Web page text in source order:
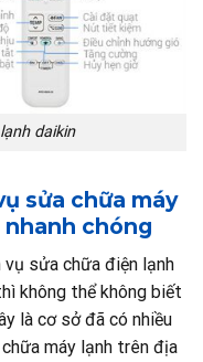
daikin
sửa chữa máy
nhanh chóng
sửa chữa điện lạnh
không thể không biết
là cơ sở đã có nhiều
máy lạnh trên địa